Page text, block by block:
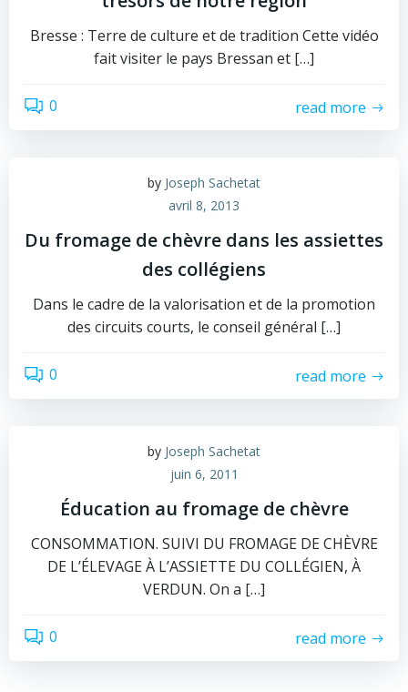
Bresse : Terre de culture et de tradition Cette vidéo
fait visiter le pays Bressan et […]
0 read more
by Joseph Sachetat
avril 8, 2013
Du fromage de chèvre dans les assiettes
des collégiens
Dans le cadre de la valorisation et de la promotion
des circuits courts, le conseil général […]
0 read more
by Joseph Sachetat
juin 6, 2011
Éducation au fromage de chèvre
CONSOMMATION. SUIVI DU FROMAGE DE CHÈVRE
DE L’ÉLEVAGE À L’ASSIETTE DU COLLÉGIEN, À
VERDUN. On a […]
0 read more